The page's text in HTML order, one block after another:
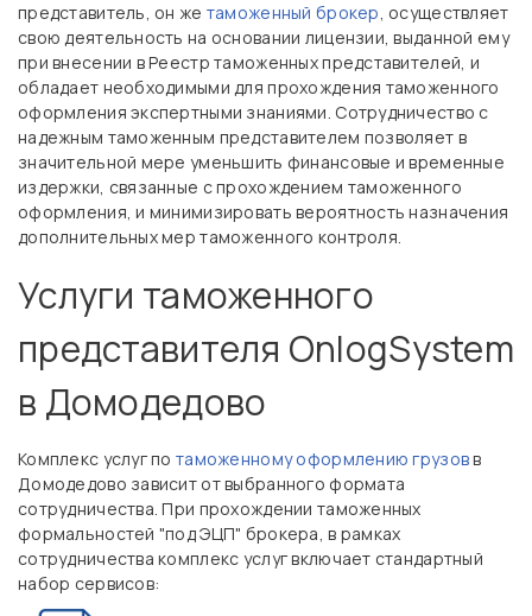
представитель, он же таможенный брокер, осуществляет
свою деятельность на основании лицензии, выданной ему
при внесении в Реестр таможенных представителей, и
обладает необходимыми для прохождения таможенного
оформления экспертными знаниями. Сотрудничество с
надежным таможенным представителем позволяет в
значительной мере уменьшить финансовые и временные
издержки, связанные с прохождением таможенного
оформления, и минимизировать вероятность назначения
дополнительных мер таможенного контроля.
Услуги таможенного
представителя OnlogSystem
в Домодедово
Комплекс услуг потаможенному оформлению грузовв
Домодедово зависит от выбранного формата
сотрудничества. При прохождении таможенных
формальностей "под ЭЦП" брокера, в рамках
сотрудничества комплекс услуг включает стандартный
набор сервисов: